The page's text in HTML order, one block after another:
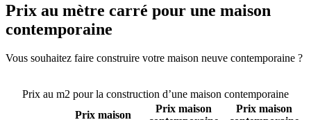
Prix au mètre carré pour une maison
contemporaine
Vous souhaitez faire construire votre maison neuve contemporaine ?
Prix au m2 pour la construction d’une maison contemporaine
Prix maison
Prix maison
Prix maison